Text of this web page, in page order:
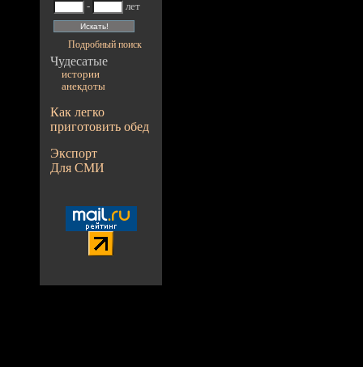
-
лет
Подробный поиск
Чудесатые
истории
анекдоты
Как легко
приготовить обед
Экспорт
Для СМИ